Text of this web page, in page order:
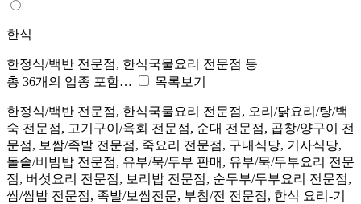
한식
한정식/백반 전문점, 한식국물요리 전문점 등
총 36개의 업종 포함…
목록보기
한정식/백반 전문점, 한식국물요리 전문점, 오리/닭요리/탕/백
숙 전문점, 고기구이/육회 전문점, 순대 전문점, 곱창/양구이 전
문점, 보쌈/족발 전문점, 죽요리 전문점, 구내식당, 기사식당,
돌솥/비빔밥 전문점, 유부/묵/두부 판매, 유부/묵/두부요리 전문
점, 버섯요리 전문점, 보리밥 전문점, 순두부/두부요리 전문점,
쌈/쌈밥 전문점, 족발/보쌈전문, 부침/전 전문점, 한식 요리-기